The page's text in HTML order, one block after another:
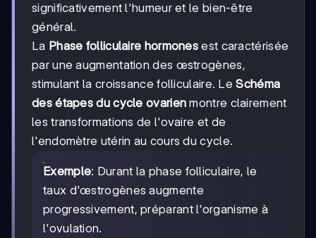
significativement l'humeur et le bien-être
général.
La Phase folliculaire hormones est caractérisée
par une augmentation des œstrogènes,
stimulant la croissance folliculaire. LeSchéma
des étapes du cycle ovarien montre clairement
les transformations de l'ovaire et de
l'endomètre utérin au cours du cycle.
Exemple: Durant la phase folliculaire, le
taux d'œstrogènes augmente
progressivement, préparant l'organisme à
l'ovulation.